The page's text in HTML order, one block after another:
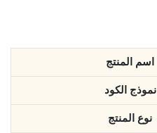
اسم المنتج
نموذج الكود
نوع المنتج